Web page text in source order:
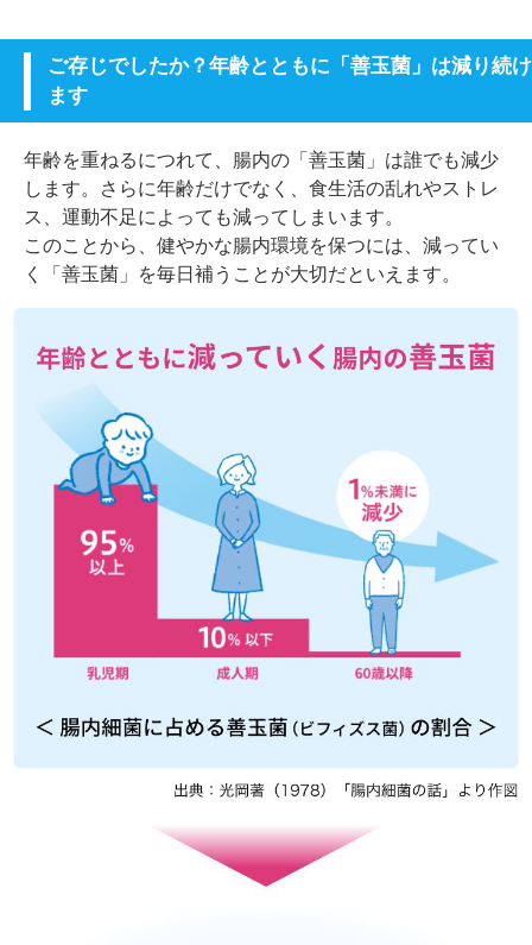
ご存じでしたか？年齢とともに「善玉菌」は減り続け
ます
年齢を重ねるにつれて、腸内の「善玉菌」は誰でも減少
します。さらに年齢だけでなく、食生活の乱れやストレ
ス、運動不足によっても減ってしまいます。
このことから、健やかな腸内環境を保つには、減ってい
く「善玉菌」を毎日補うことが大切だといえます。